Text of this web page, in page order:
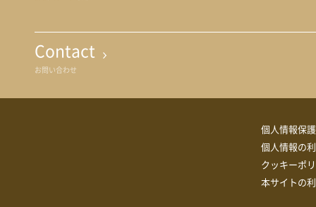
Contact
お問い合わせ
個人情報保
個人情報の
クッキーポ
本サイトの